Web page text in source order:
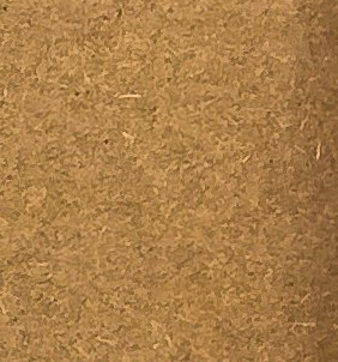
développement de carrières durables.
L’évolution du paysage culturel,
économies artistiques et au besoin
évidence l’importance de structures
HAPPENING répond à ces enjeux en
créativité à l’apprentissage
des frontières.
Besoins adressés
Manque de soutien structuré pour le
entrepreneuriales et professionnelles
Accès limité aux opportunités